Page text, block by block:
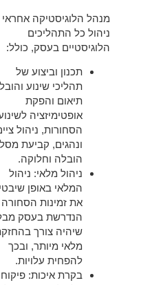
מנהל הלוגיסטיקה
ניהול כל התהליכים
הלוגיסטיים בעסק, כולל:
תכנון וביצוע של
תהליכי שינוע
תיאום והפקת
אופטימיזציה
הסחורות, ניהול
ונהגים, קביעת
הובלה וחלוקה.
ניהול מלאי: ניהול
המלאי באופן
את זמינות הסחורה
הנדרשת בעסק
שיהיה צורך
מלאי מיותר, ובכך
להפחית עלויות.
בקרת איכות: פיקוח